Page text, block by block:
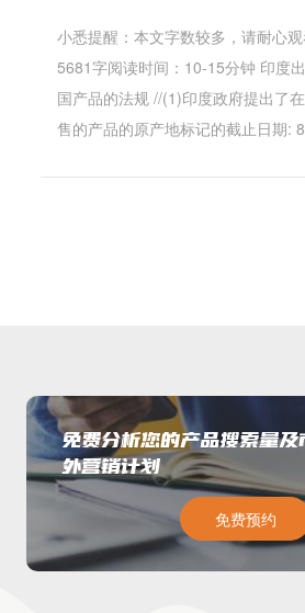
小悉提醒：本文字数较多，请耐心观
5681字阅读时间：10-15分钟 印度
国产品的法规 //(1)印度政府提出了
售的产品的原产地标记的截止日期:
免费分析您的产品搜索量
外营销计划
免费预约